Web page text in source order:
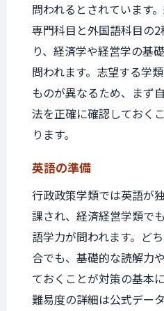
問われるとされています
専門科目と外国語科目の
り、経済学や経営学の基
問われます。志望する学
ものが異なるため、まず
法を正確に確認しておく
ります。
英語の準備
行政政策学類では英語が
課され、経済経営学類で
語学力が問われます。ど
合でも、基礎的な読解力
ておくことが対策の基本
難易度の詳細は公式デー